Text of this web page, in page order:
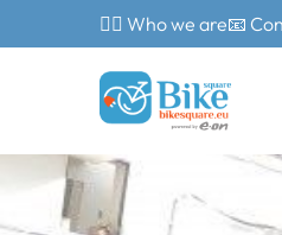
🙎‍♂️ Who we are📧